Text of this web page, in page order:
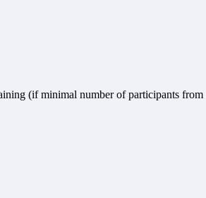
(if minimal number of participants from